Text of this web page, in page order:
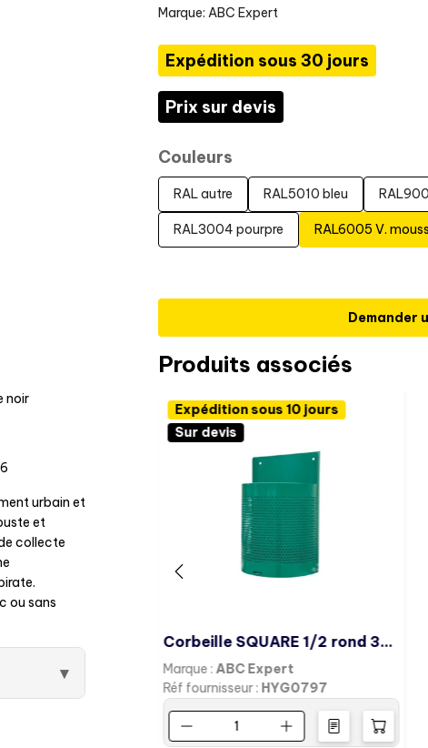
noir
urbain et
et
collecte
ou sans
▾
Marque: ABC Expert
Expédition sous 30 jours
Prix sur devis
Couleurs
RAL autre RAL5010 bleu
RAL3004 pourpre RAL6005 V.
Demander
Produits associés
Expédition sous 10 jours
Sur devis
Corbeille SQUARE 1/2 rond 30L -
Marque : ABC Expert
Réf fournisseur : HYG0797